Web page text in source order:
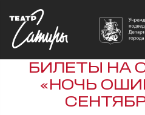
БИЛЕТЫ НА
«НОЧЬ